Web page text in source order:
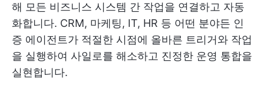
해 모든 비즈니스 시스템 간 작업을 연결하고 자동
화합니다. CRM, 마케팅, IT, HR 등 어떤 분야든 인
증 에이전트가 적절한 시점에 올바른 트리거와 작업
을 실행하여 사일로를 해소하고 진정한 운영 통합을
실현합니다.